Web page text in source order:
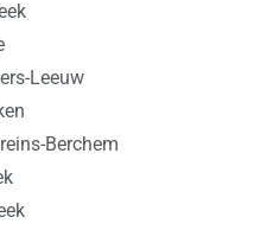
Leeuw
Berchem